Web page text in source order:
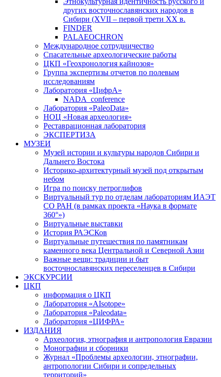
других восточнославянских народов в
Сибири (XVII – первой трети ХХ в.
FINDER
PALAEOCHRON
Международное сотрудничество
Спасательные археологические работы
ЦКП «Геохронология кайнозоя»
Группа экспертизы отчетов по полевым
исследованиям
Лаборатория «ЦифрА»
NADA_conference
Лаборатория «PaleoData»
НОЦ «Новая археология»
Реставрационная лаборатория
ЭКСПЕРТИЗА
МУЗЕИ
Музей истории и культуры народов Сибири и
Дальнего Востока
Историко-архитектурный музей под открытым
небом
Игра по поиску петроглифов
Виртуальный тур по отделам лабораториям ИАЭТ
СО РАН (в рамках проекта «Наука в формате
360°»)
Виртуальные выставки
История РАЭСКов
Виртуальные путешествия по памятникам
каменного века Центральной и Северной Азии
Важные вещи: традиции и быт
восточнославянских переселенцев в Сибири
ЭКСКУРСИИ
ЦКП
информация о ЦКП
Лаборатория «AIsotope»
Лаборатория «Paleodata»
Лаборатория «ЦИФРА»
ИЗДАНИЯ
Археология, этнография и антропология Евразии
Монографии и сборники
Журнал «Проблемы археологии, этнографии,
антропологии Сибири и сопредельных
территорий»